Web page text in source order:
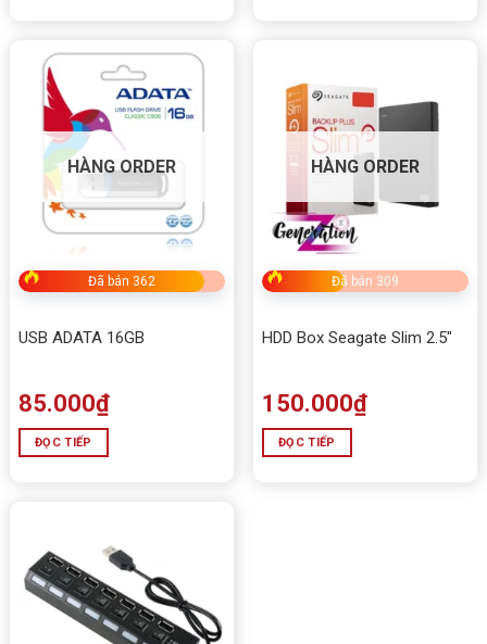
HÀNG ORDER
Đã bán 362
USB ADATA 16GB
85.000₫
ĐỌC TIẾP
HÀNG ORDER
Đã bán 309
HDD Box Seagate Slim 2.5″
150.000₫
ĐỌC TIẾP